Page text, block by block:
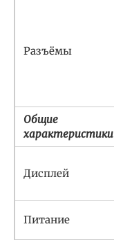
Разъёмы
Общие
характеристики
Дисплей
Питание